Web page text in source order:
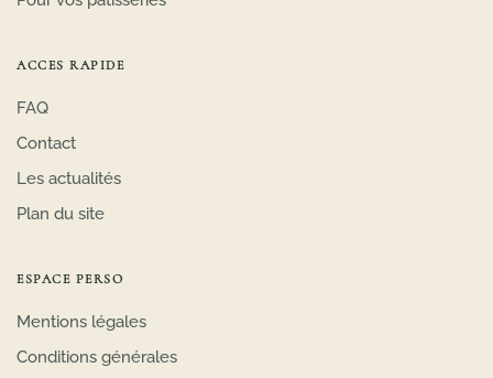
ACCES RAPIDE
FAQ
Contact
Les actualités
Plan du site
ESPACE PERSO
Mentions légales
Conditions générales